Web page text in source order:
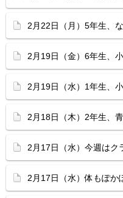
2月22日（月）5年生、
2月19日（金）6年生、
2月19日（水）1年生、
2月18日（木）2年生、
2月17日（水）今週はク
2月17日（水）体もぽか